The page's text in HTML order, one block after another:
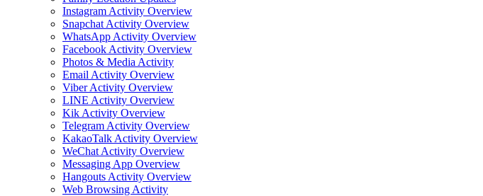
Instagram Activity Overview
Snapchat Activity Overview
WhatsApp Activity Overview
Facebook Activity Overview
Photos & Media Activity
Email Activity Overview
Viber Activity Overview
LINE Activity Overview
Kik Activity Overview
Telegram Activity Overview
KakaoTalk Activity Overview
WeChat Activity Overview
Messaging App Overview
Hangouts Activity Overview
Web Browsing Activity